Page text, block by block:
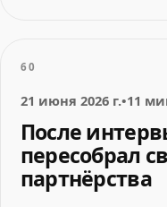
60
21 июня 2026 г.•11
После
пересобрал
партнёрства